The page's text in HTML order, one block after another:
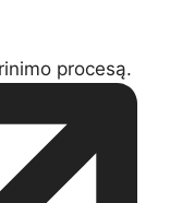
procesą.